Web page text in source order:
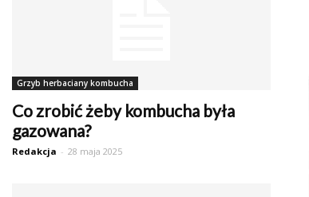
Grzyb herbaciany kombucha
Co zrobić żeby kombucha była
gazowana?
Redakcja - 28 maja 2025